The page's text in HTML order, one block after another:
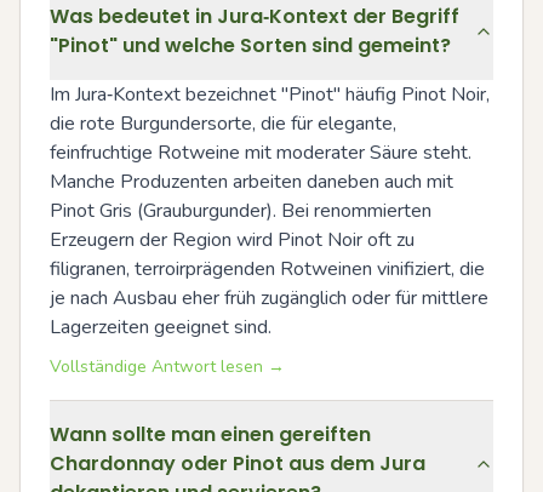
Was bedeutet in Jura‑Kontext der Begriff
"Pinot" und welche Sorten sind gemeint?
Im Jura‑Kontext bezeichnet "Pinot" häufig Pinot Noir,
die rote Burgundersorte, die für elegante,
feinfruchtige Rotweine mit moderater Säure steht.
Manche Produzenten arbeiten daneben auch mit
Pinot Gris (Grauburgunder). Bei renommierten
Erzeugern der Region wird Pinot Noir oft zu
filigranen, terroirprägenden Rotweinen vinifiziert, die
je nach Ausbau eher früh zugänglich oder für mittlere
Lagerzeiten geeignet sind.
Vollständige Antwort lesen →
Wann sollte man einen gereiften
Chardonnay oder Pinot aus dem Jura